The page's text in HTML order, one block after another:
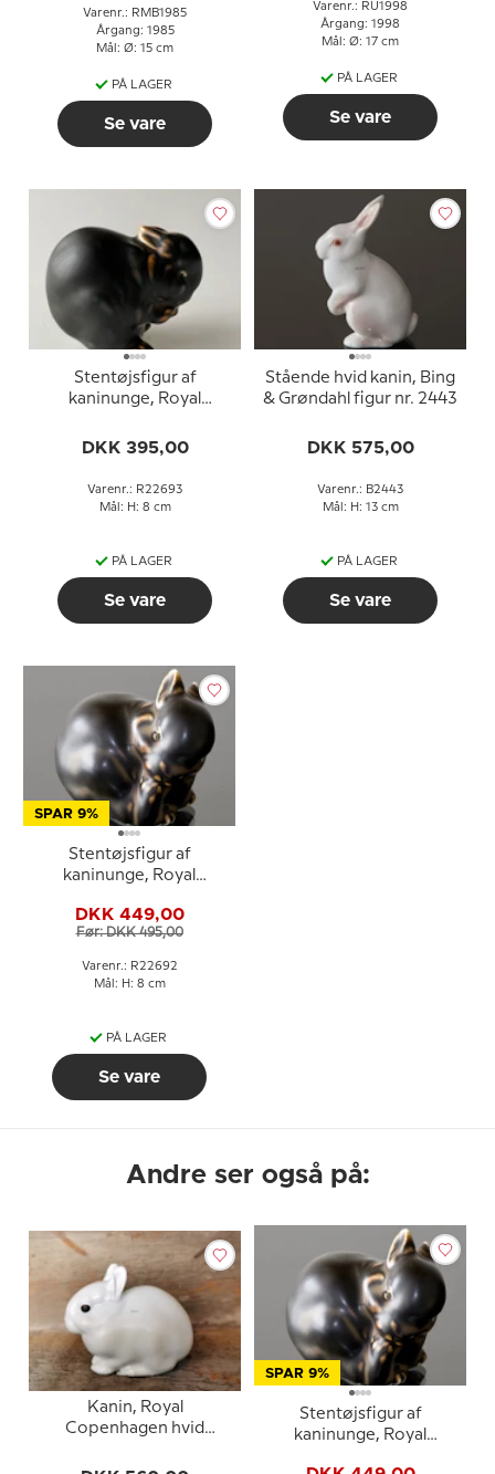
Varenr.: RMB1985
Årgang: 1985
Mål: Ø: 15 cm
PÅ LAGER
Se vare
Varenr.: RU1998
Årgang: 1998
Mål: Ø: 17 cm
PÅ LAGER
Se vare
Stentøjsfigur af
kaninunge, Royal
DKK 395,00
Varenr.: R22693
Mål: H: 8 cm
PÅ LAGER
Se vare
Stående hvid kanin, Bing
& Grøndahl figur nr. 2443
DKK 575,00
Varenr.: B2443
Mål: H: 13 cm
PÅ LAGER
Se vare
SPAR 9%
Stentøjsfigur af
kaninunge, Royal
DKK 449,00
Før: DKK 495,00
Varenr.: R22692
Mål: H: 8 cm
PÅ LAGER
Se vare
Andre ser også på:
Kanin, Royal
Copenhagen hvid
SPAR 9%
Stentøjsfigur af
kaninunge, Royal